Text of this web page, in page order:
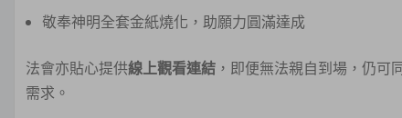
敬奉神明全套金紙燒化，助願力圓滿達成
法會亦貼心提供線上觀看連結 ，即便無法親自到場，仍
需求。